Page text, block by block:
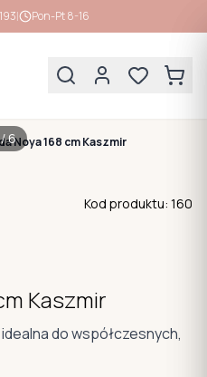
| Pon-Pt 8-16
Noya 168 cm Kaszmir
/6
Kod produktu: 160
Kaszmir
do współczesnych,